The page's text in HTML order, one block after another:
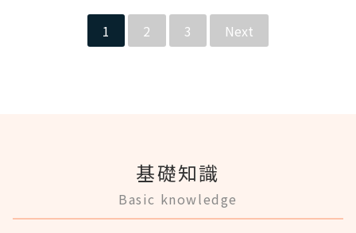
1 2 3 Next
基礎知識
Basic knowledge